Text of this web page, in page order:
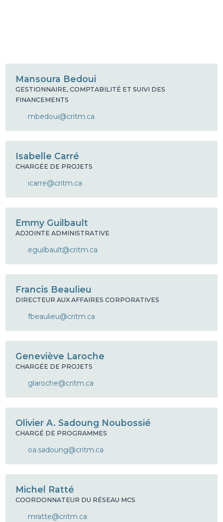
Mansoura Bedoui
GESTIONNAIRE, COMPTABILITÉ ET SUIVI DES
FINANCEMENTS
mbedoui@critm.ca
Isabelle Carré
CHARGÉE DE PROJETS
icarre@critm.ca
Emmy Guilbault
ADJOINTE ADMINISTRATIVE
eguilbault@critm.ca
Francis Beaulieu
DIRECTEUR AUX AFFAIRES CORPORATIVES
fbeaulieu@critm.ca
Geneviève Laroche
CHARGÉE DE PROJETS
glaroche@critm.ca
Olivier A. Sadoung Noubossié
CHARGÉ DE PROGRAMMES
oa.sadoung@critm.ca
Michel Ratté
COORDONNATEUR DU RÉSEAU MCS
mratte@critm.ca